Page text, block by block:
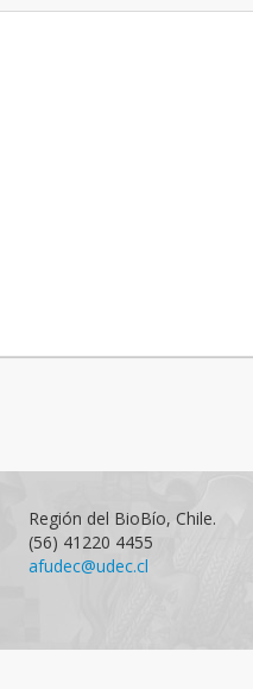
Región del BioBío, Chile.
(56) 41220 4455
afudec@udec.cl